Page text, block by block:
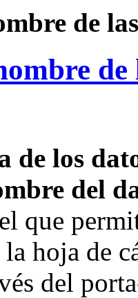
de
los
del
que
hoja de
del